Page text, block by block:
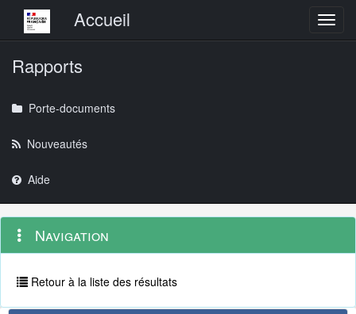
Menu principalAccueil
Rapports
Porte-documents
Nouveautés
Aide
Navigation
outils
Menu
contextuel
Navigation
Retour à la liste des résultats